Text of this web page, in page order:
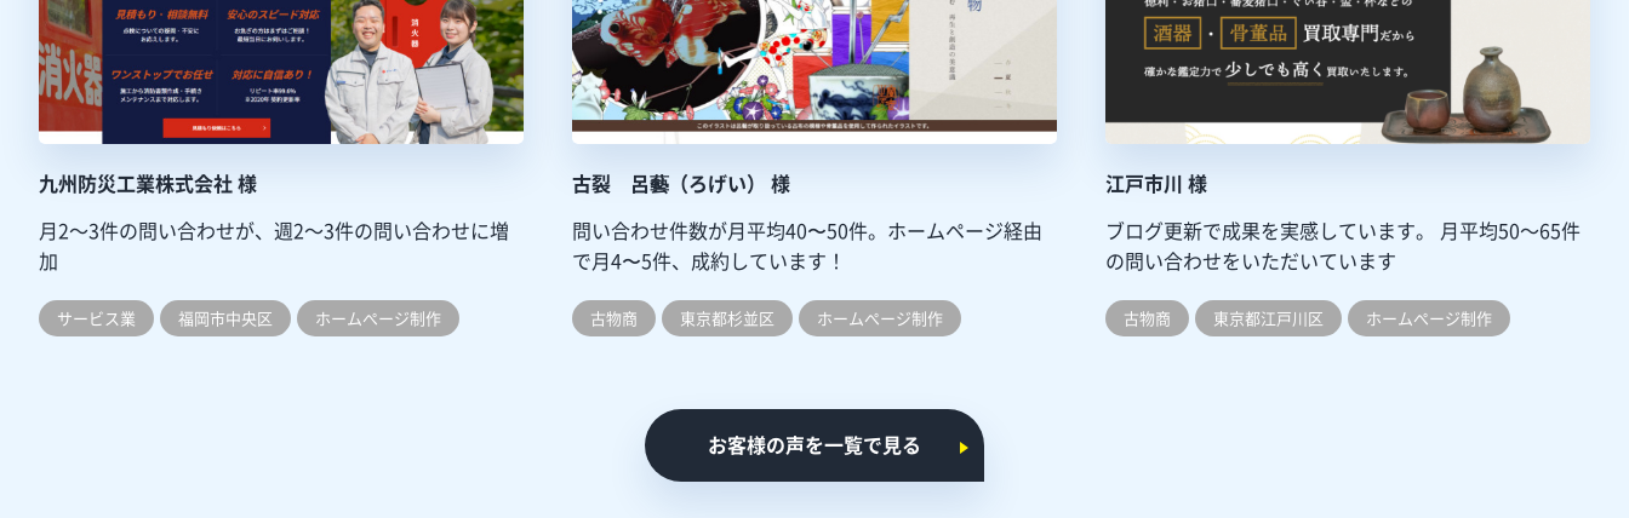
九州防災工業株式会社 様
月2～3件の問い合わせが、週2～3件の問い合わせに増
加
サービス業 福岡市中央区 ホームぺージ制作
古裂 呂藝（ろげい） 様
問い合わせ件数が月平均40〜50件。ホームページ経由
で月4〜5件、成約しています！
古物商 東京都杉並区 ホームぺージ制作
江戸市川 様
ブログ更新で成果を実感しています。
月平均50～65件
の問い合わせをいただいています
古物商 東京都江戸川区 ホームぺージ制作
お客様の声を一覧で見る